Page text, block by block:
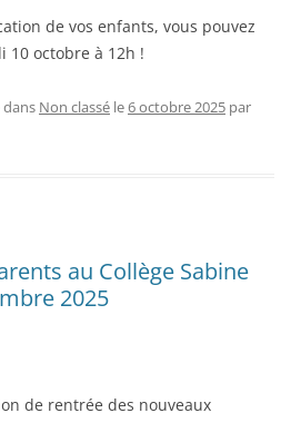
de vos enfants, vous pouvez
10 octobre à 12h !
Non classé le6 octobre 2025 par
au Collège Sabine
2025
de rentrée des nouveaux